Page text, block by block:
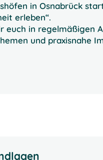
in Osnabrück
erleben“.
euch in regelmäßigen
und praxisnahe